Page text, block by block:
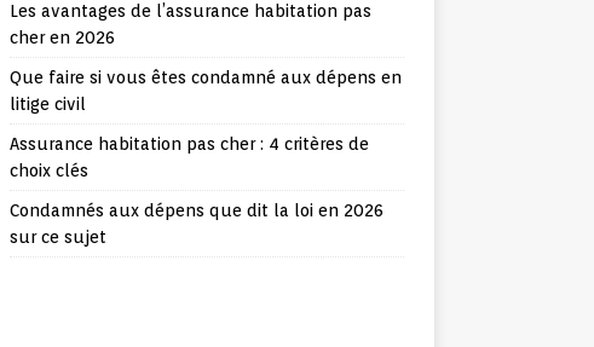
Les avantages de l’assurance habitation pas
cher en 2026
Que faire si vous êtes condamné aux dépens en
litige civil
Assurance habitation pas cher : 4 critères de
choix clés
Condamnés aux dépens que dit la loi en 2026
sur ce sujet